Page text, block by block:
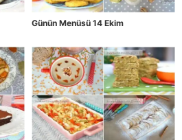
Günün Menüsü 14 Ekim